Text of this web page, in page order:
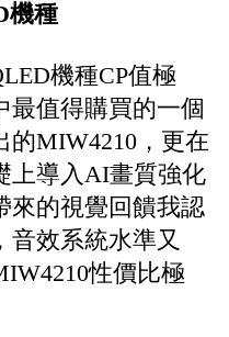
機種
機種CP值極
最值得購買的一個
的MIW4210，更在
上導入AI畫質強化
來的視覺回饋我認
音效系統水準又
性價比極